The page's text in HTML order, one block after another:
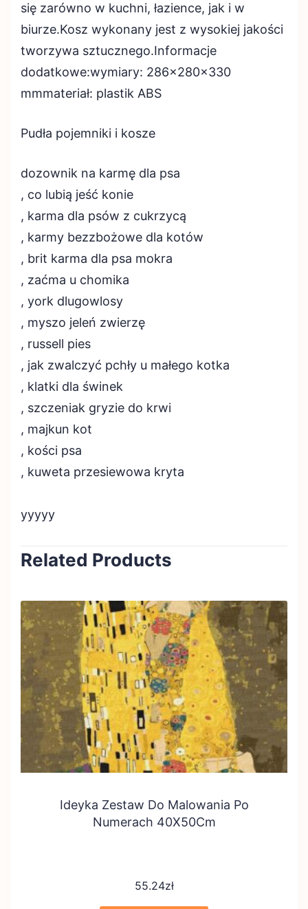
się zarówno w kuchni, łazience, jak i w
biurze.Kosz wykonany jest z wysokiej jakości
tworzywa sztucznego.Informacje
dodatkowe:wymiary: 286x280x330
mmmateriał: plastik ABS
Pudła pojemniki i kosze
dozownik na karmę dla psa
, co lubią jeść konie
, karma dla psów z cukrzycą
, karmy bezzbożowe dla kotów
, brit karma dla psa mokra
, zaćma u chomika
, york dlugowlosy
, myszo jeleń zwierzę
, russell pies
, jak zwalczyć pchły u małego kotka
, klatki dla świnek
, szczeniak gryzie do krwi
, majkun kot
, kości psa
, kuweta przesiewowa kryta
yyyyy
Related Products
Ideyka Zestaw Do Malowania Po
Numerach 40X50Cm
55.24zł